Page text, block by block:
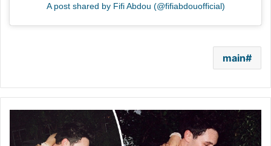
A post shared by Fifi Abdou (@fifiabdouofficial)
main
الصور
الأولى
لحفل